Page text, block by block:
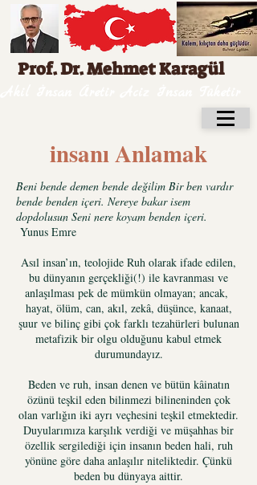
Prof. Dr. Mehmet Karagül
insanı Anlamak
Beni bende demen bende değilim Bir ben vardır
bende benden içeri. Nereye bakar isem
dopdolusun Seni nere koyam benden içeri.
Yunus Emre
Asıl insan’ın, teolojide Ruh olarak ifade edilen,
bu dünyanın gerçekliği(!) ile kavranması ve
anlaşılması pek de mümkün olmayan; ancak,
hayat, ölüm, can, akıl, zekâ, düşünce, kanaat,
şuur ve bilinç gibi çok farklı tezahürleri bulunan
metafizik bir olgu olduğunu kabul etmek
durumundayız.
Beden ve ruh, insan denen ve bütün kâinatın
özünü teşkil eden bilinmezi bilineninden çok
olan varlığın iki ayrı veçhesini teşkil etmektedir.
Duyularımıza karşılık verdiği ve müşahhas bir
özellik sergilediği için insanın beden hali, ruh
yönüne göre daha anlaşılır niteliktedir. Çünkü
beden bu dünyaya aittir.